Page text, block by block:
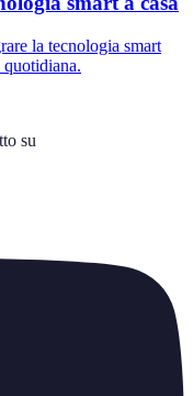
la tecnologia smart
su